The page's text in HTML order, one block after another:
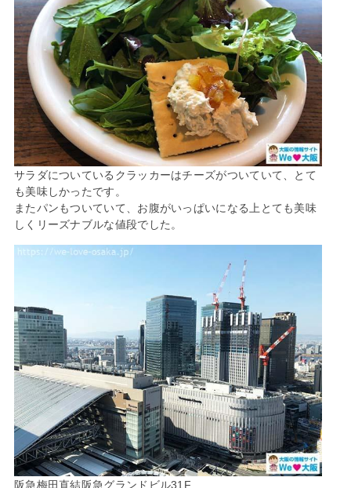
サラダについているクラッカーはチーズがついていて、とて
も美味しかったです。
またパンもついていて、お腹がいっぱいになる上とても美味
しくリーズナブルな値段でした。
阪急梅田直結阪急グランドビル31F